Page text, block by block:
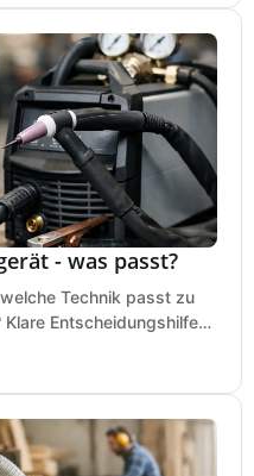
- was passt?
Technik passt zu
Entscheidungshilfe